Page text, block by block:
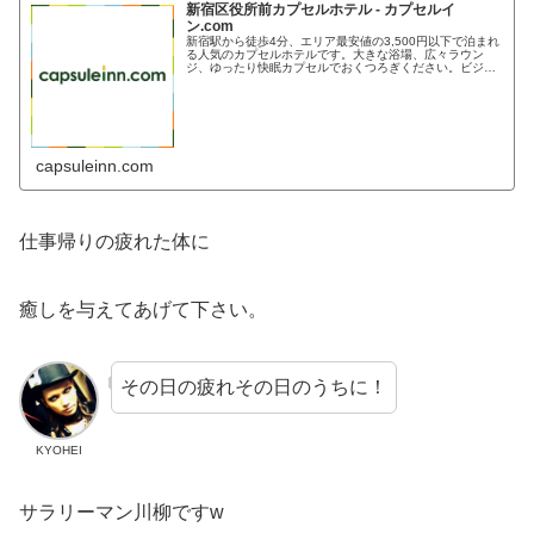
新宿区役所前カプセルホテル - カプセルイ
ン.com
新宿駅から徒歩4分、エリア最安値の3,500円以下で泊まれ
る人気のカプセルホテルです。大きな浴場、広々ラウン
ジ、ゆったり快眠カプセルでおくつろぎください。ビジネ
capsuleinn.com
仕事帰りの疲れた体に
癒しを与えてあげて下さい。
KYOHEI
その日の疲れその日のうちに！
サラリーマン川柳ですw